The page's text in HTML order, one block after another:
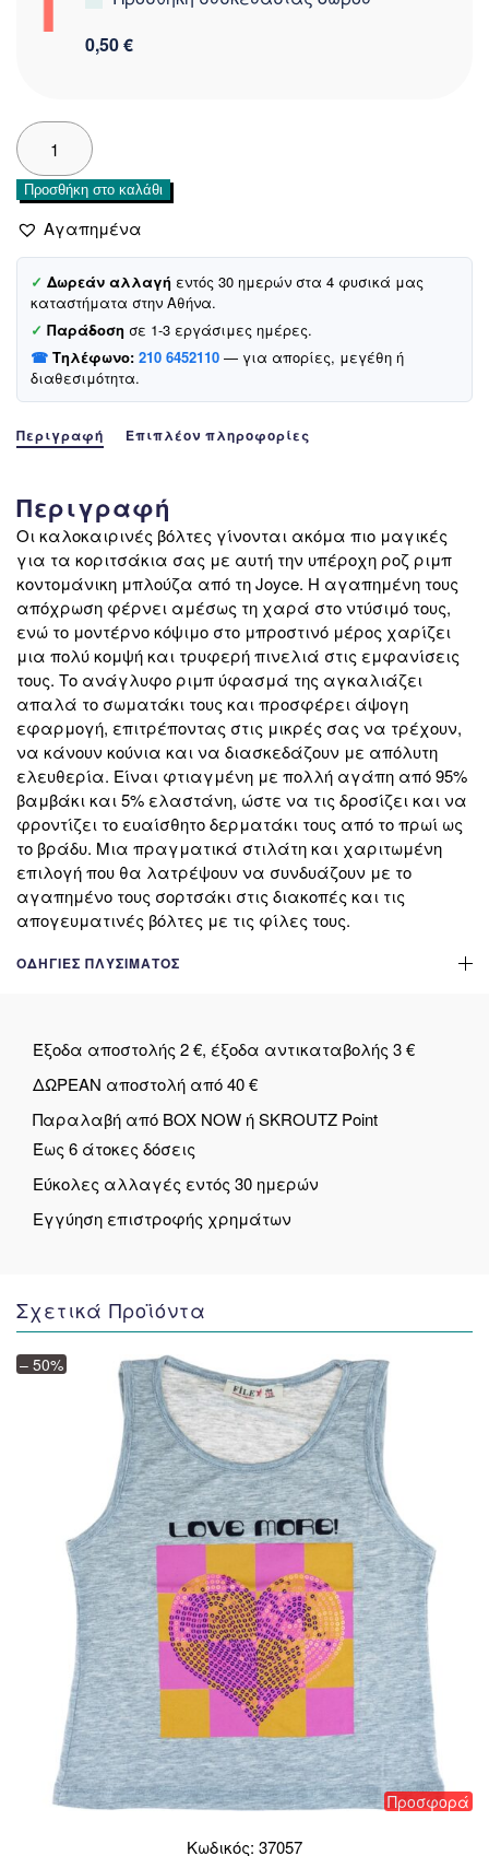
0,50 €
Joyce
παιδική
ριμπ
μπλούζα
«Pink Glam»
ποσότητα
Προσθήκη στο καλάθι
Αγαπημένα
✓ Δωρεάν αλλαγή εντός 30 ημερών στα 4 φυσικά μας
καταστήματα στην Αθήνα.
✓ Παράδοση σε 1-3 εργάσιμες ημέρες.
☎ Τηλέφωνο: 210 6452110 — για απορίες, μεγέθη ή
διαθεσιμότητα.
Περιγραφή Επιπλέον πληροφορίες
Περιγραφή
Οι καλοκαιρινές βόλτες γίνονται ακόμα πιο μαγικές
για τα κοριτσάκια σας με αυτή την υπέροχη ροζ ριμπ
κοντομάνικη μπλούζα από τη Joyce. Η αγαπημένη τους
απόχρωση φέρνει αμέσως τη χαρά στο ντύσιμό τους,
ενώ το μοντέρνο κόψιμο στο μπροστινό μέρος χαρίζει
μια πολύ κομψή και τρυφερή πινελιά στις εμφανίσεις
τους. Το ανάγλυφο ριμπ ύφασμά της αγκαλιάζει
απαλά το σωματάκι τους και προσφέρει άψογη
εφαρμογή, επιτρέποντας στις μικρές σας να τρέχουν,
να κάνουν κούνια και να διασκεδάζουν με απόλυτη
ελευθερία. Είναι φτιαγμένη με πολλή αγάπη από 95%
βαμβάκι και 5% ελαστάνη, ώστε να τις δροσίζει και να
φροντίζει το ευαίσθητο δερματάκι τους από το πρωί ως
το βράδυ. Μια πραγματικά στιλάτη και χαριτωμένη
επιλογή που θα λατρέψουν να συνδυάζουν με το
αγαπημένο τους σορτσάκι στις διακοπές και τις
απογευματινές βόλτες με τις φίλες τους.
ΟΔΗΓΊΕΣ ΠΛΥΣΊΜΑΤΟΣ
Έξοδα αποστολής 2 €, έξοδα αντικαταβολής 3 €
ΔΩΡΕΑΝ αποστολή από 40 €
Παραλαβή από BOX NOW ή SKROUTZ Point
Έως 6 άτοκες δόσεις
Εύκολες αλλαγές εντός 30 ημερών
Εγγύηση επιστροφής χρημάτων
Σχετικά Προϊόντα
– 50%
Προσφορά
Κωδικός: 37057